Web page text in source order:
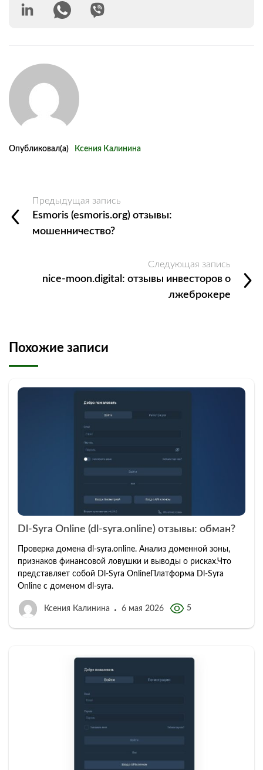
Опубликовал(а) Ксения Калинина
Предыдущая запись
Esmoris (esmoris.org) отзывы:
мошенничество?
Следующая запись
nice-moon.digital: отзывы инвесторов о
лжеброкере
Похожие записи
Dl-Syra Online (dl-syra.online) отзывы: обман?
Проверка домена dl-syra.online. Анализ доменной зоны,
признаков финансовой ловушки и выводы о рисках.Что
представляет собой Dl-Syra OnlineПлатформа Dl-Syra
Online с доменом dl-syra.
Ксения Калинина 6 мая 2026 5